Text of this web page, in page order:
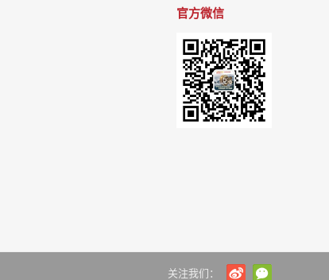
官方微信
关注我们：